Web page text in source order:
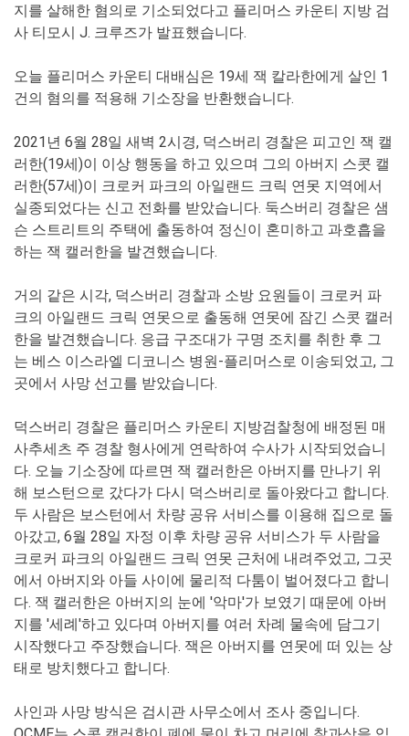
지를 살해한 혐의로 기소되었다고 플리머스 카운티 지방 검
사 티모시 J. 크루즈가 발표했습니다.
오늘 플리머스 카운티 대배심은 19세 잭 칼라한에게 살인 1
건의 혐의를 적용해 기소장을 반환했습니다.
2021년 6월 28일 새벽 2시경, 덕스버리 경찰은 피고인 잭 캘
러한(19세)이 이상 행동을 하고 있으며 그의 아버지 스콧 캘
러한(57세)이 크로커 파크의 아일랜드 크릭 연못 지역에서
실종되었다는 신고 전화를 받았습니다. 둑스버리 경찰은 샘
슨 스트리트의 주택에 출동하여 정신이 혼미하고 과호흡을
하는 잭 캘러한을 발견했습니다.
거의 같은 시각, 덕스버리 경찰과 소방 요원들이 크로커 파
크의 아일랜드 크릭 연못으로 출동해 연못에 잠긴 스콧 캘러
한을 발견했습니다. 응급 구조대가 구명 조치를 취한 후 그
는 베스 이스라엘 디코니스 병원-플리머스로 이송되었고, 그
곳에서 사망 선고를 받았습니다.
덕스버리 경찰은 플리머스 카운티 지방검찰청에 배정된 매
사추세츠 주 경찰 형사에게 연락하여 수사가 시작되었습니
다. 오늘 기소장에 따르면 잭 캘러한은 아버지를 만나기 위
해 보스턴으로 갔다가 다시 덕스버리로 돌아왔다고 합니다.
두 사람은 보스턴에서 차량 공유 서비스를 이용해 집으로 돌
아갔고, 6월 28일 자정 이후 차량 공유 서비스가 두 사람을
크로커 파크의 아일랜드 크릭 연못 근처에 내려주었고, 그곳
에서 아버지와 아들 사이에 물리적 다툼이 벌어졌다고 합니
다. 잭 캘러한은 아버지의 눈에 '악마'가 보였기 때문에 아버
지를 '세례'하고 있다며 아버지를 여러 차례 물속에 담그기
시작했다고 주장했습니다. 잭은 아버지를 연못에 떠 있는 상
태로 방치했다고 합니다.
사인과 사망 방식은 검시관 사무소에서 조사 중입니다.